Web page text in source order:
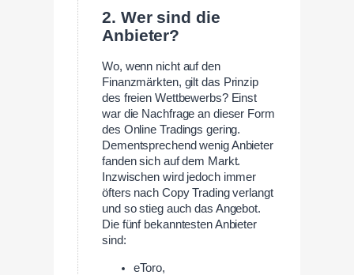
2. Wer sind die
Anbieter?
Wo, wenn nicht auf den
Finanzmärkten, gilt das Prinzip
des freien Wettbewerbs? Einst
war die Nachfrage an dieser Form
des Online Tradings gering.
Dementsprechend wenig Anbieter
fanden sich auf dem Markt.
Inzwischen wird jedoch immer
öfters nach Copy Trading verlangt
und so stieg auch das Angebot.
Die fünf bekanntesten Anbieter
sind:
eToro,